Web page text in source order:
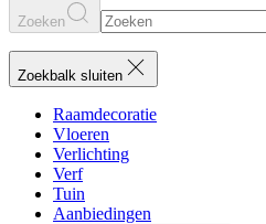
Zoeken
Zoekbalk sluiten
Raamdecoratie
Vloeren
Verlichting
Verf
Tuin
Aanbiedingen